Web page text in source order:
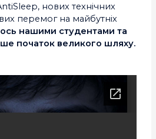
нових технічних
перемог на майбутніх
нашими студентами та
початок великого шляху.